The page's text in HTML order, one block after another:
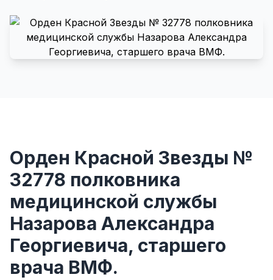
Орден Красной Звезды №
32778 полковника
медицинской службы
Назарова Александра
Георгиевича, старшего
врача ВМФ.